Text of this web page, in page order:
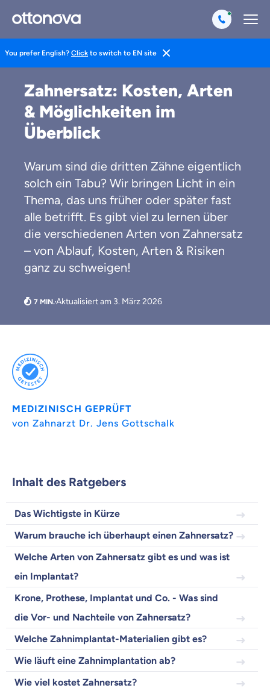
You prefer English? Click to switch to EN site
Gesund Leben
Zahnersatz: Kosten, Arten
& Möglichkeiten im
Überblick
Warum sind die dritten Zähne eigentlich
solch ein Tabu? Wir bringen Licht in ein
Thema, das uns früher oder später fast
alle betrifft. Es gibt viel zu lernen über
die verschiedenen Arten von Zahnersatz
– von Ablauf, Kosten, Arten & Risiken
ganz zu schweigen!
Aktualisiert am 3. März 2026
MEDIZINISCH GEPRÜFT
von Zahnarzt Dr. Jens Gottschalk
Inhalt des Ratgebers
Das Wichtigste in Kürze
Warum brauche ich überhaupt einen Zahnersatz?
Welche Arten von Zahnersatz gibt es und was ist
ein Implantat?
Krone, Prothese, Implantat und Co. - Was sind
die Vor- und Nachteile von Zahnersatz?
Welche Zahnimplantat-Materialien gibt es?
Wie läuft eine Zahnimplantation ab?
Wie viel kostet Zahnersatz?
Objektive und faire Beratung
Wir möchten, dass du dich aus Überzeugung für
uns entscheidest.
Vergleich mit anderen Tarifen am Markt
Wir helfen dir dabei Unterschiede in
Versicherungen zu verstehen
Wozu dürfen wir dich beraten?
Versicherungsprodukt wählen
Krankenvoll
Versicherung